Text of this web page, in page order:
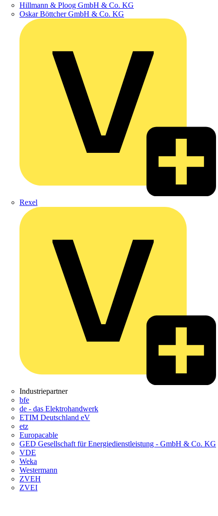
Hillmann & Ploog GmbH & Co. KG
Oskar Böttcher GmbH & Co. KG
Rexel
Industriepartner
bfe
de - das Elektrohandwerk
ETIM Deutschland eV
etz
Europacable
GED Gesellschaft für Energiedienstleistung - GmbH & Co. KG
VDE
Weka
Westermann
ZVEH
ZVEI